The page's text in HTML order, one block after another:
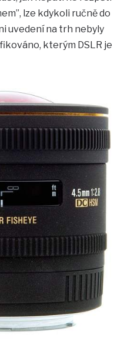
lze kdykoli ručně do
uvedení na trh nebyly
kterým DSLR je